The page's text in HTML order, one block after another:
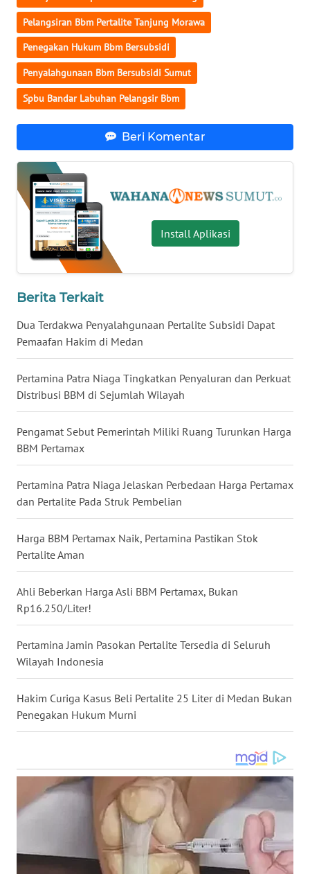
Pelangsiran Bbm Pertalite Tanjung Morawa
Penegakan Hukum Bbm Bersubsidi
Penyalahgunaan Bbm Bersubsidi Sumut
Spbu Bandar Labuhan Pelangsir Bbm
Beri Komentar
Install Aplikasi
Berita Terkait
Dua Terdakwa Penyalahgunaan Pertalite Subsidi Dapat
Pemaafan Hakim di Medan
Pertamina Patra Niaga Tingkatkan Penyaluran dan Perkuat
Distribusi BBM di Sejumlah Wilayah
Pengamat Sebut Pemerintah Miliki Ruang Turunkan Harga
BBM Pertamax
Pertamina Patra Niaga Jelaskan Perbedaan Harga Pertamax
dan Pertalite Pada Struk Pembelian
Harga BBM Pertamax Naik, Pertamina Pastikan Stok
Pertalite Aman
Ahli Beberkan Harga Asli BBM Pertamax, Bukan
Rp16.250/Liter!
Pertamina Jamin Pasokan Pertalite Tersedia di Seluruh
Wilayah Indonesia
Hakim Curiga Kasus Beli Pertalite 25 Liter di Medan Bukan
Penegakan Hukum Murni
GORONTALO
WN
SULUT
WN
WN
WN
DAIRI
WN
DANAU
WN
NIAS
WN
LANGKAT
TAPANULI
SELATAN
WN
TANJUNG
LESUNG
WN
KARO
WN
SIMALUNGUN
WN
WN
TAPANULI
WN DELI
SERDANG
TINGGI